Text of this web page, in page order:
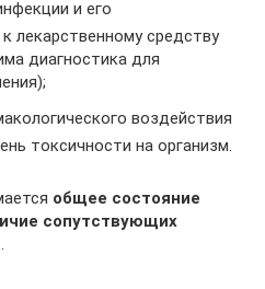
и его
лекарственному средству
диагностика для
воздействия
токсичности на организм.
общее состояние
сопутствующих
.